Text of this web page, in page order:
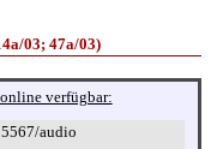
03; 47a/03)
verfügbar:
audio